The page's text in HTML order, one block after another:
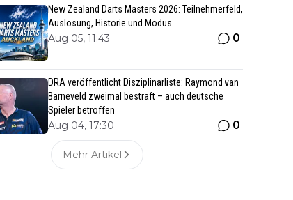
New Zealand Darts Masters 2026: Teilnehmerfeld,
Auslosung, Historie und Modus
Aug 05, 11:43 0
DRA veröffentlicht Disziplinarliste: Raymond van
Barneveld zweimal bestraft – auch deutsche
Spieler betroffen
Aug 04, 17:30 0
Mehr Artikel